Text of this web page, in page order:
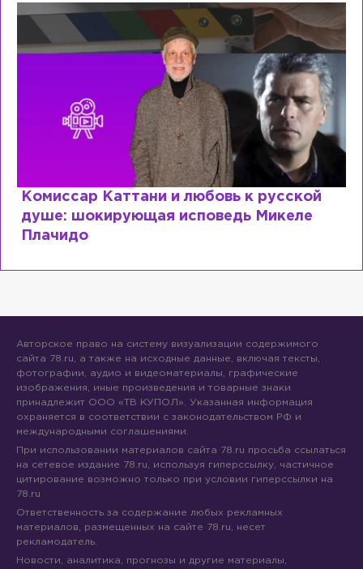
Комиссар Каттани и любовь к русской
душе: шокирующая исповедь Микеле
Плачидо
Авторское право на систему визуализации содержимого
сайта 78.ru, а также на исходные данные, включая тексты,
фотографии, аудио и видеоматериалы, графические
изображения, иные произведения и товарные знаки
принадлежит ООО «ТВ КУПОЛ». Указанная информация
охраняется в соответствии с законодательством РФ и
международными соглашениями.
При использовании материалов сайта 78.ru просьба ссылаться
на сетевое издание 78.ru, используя гиперссылку, частичное
цитирование возможно только при условии гиперссылки на
78.ru
Ответственность за содержание любых рекламных
материалов, размещенных на сайте 78.ru, несет
рекламодатель.
Новости, аналитика, прогнозы и другие материалы,